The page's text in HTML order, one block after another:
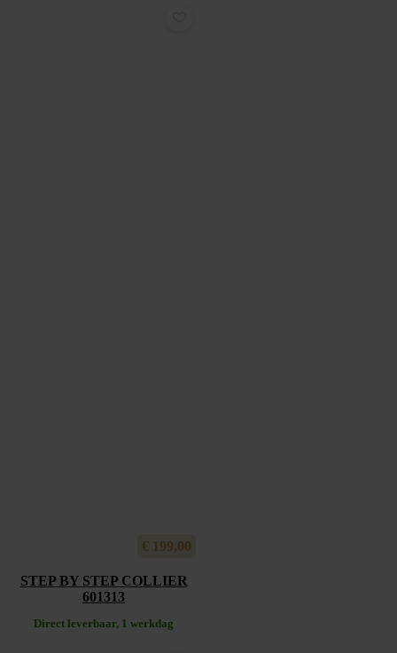
€ 199,00
STEP BY STEP COLLIER
601313
Direct leverbaar, 1 werkdag